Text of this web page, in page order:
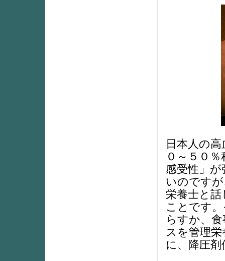
日本人の
０～５０
感受性」
いのです
栄養士と
ことです
らすか、
スを管理
に、降圧